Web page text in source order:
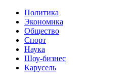
Политика
Экономика
Общество
Спорт
Наука
Шоу-бизнес
Карусель